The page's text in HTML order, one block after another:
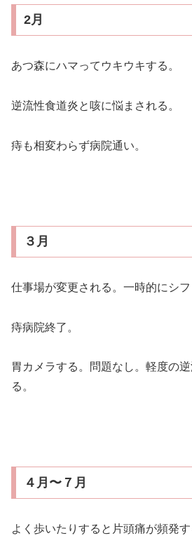
2月
あつ森にハマってウキウキする。
逆流性食道炎と咳に悩まされる。
痔も相変わらず病院通い。
３月
仕事場が変更される。一時的にシフ
痔病院終了。
胃カメラする。問題なし。軽度の
る。
４月〜７月
よく歩いたりすると片頭痛が頻発す